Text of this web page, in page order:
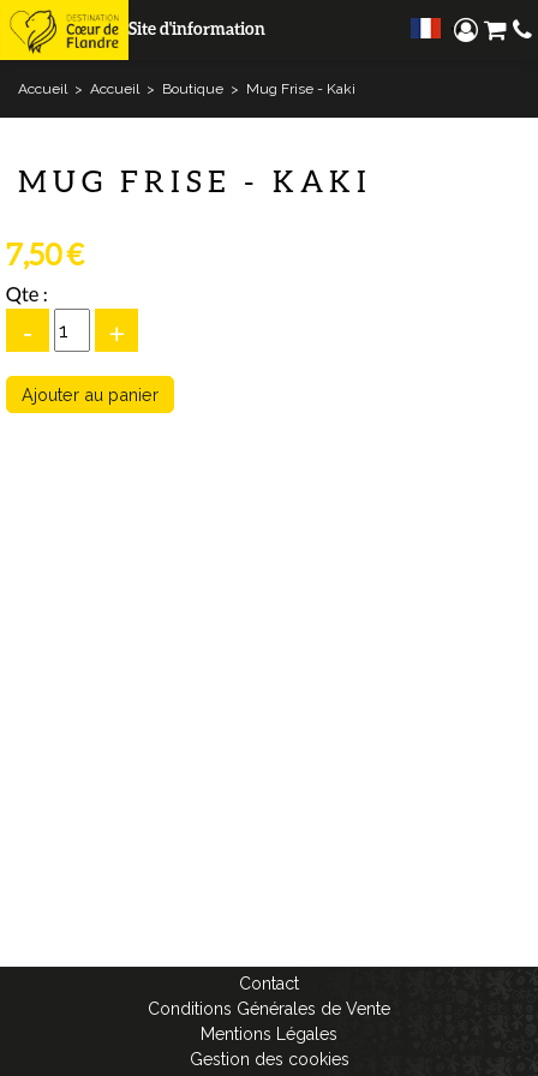
Site d'information
Accueil > Accueil > Boutique > Mug Frise - Kaki
MUG FRISE - KAKI
7,50 €
Qte :
- +
Contact
Conditions Générales de Vente
Mentions Légales
Gestion des cookies